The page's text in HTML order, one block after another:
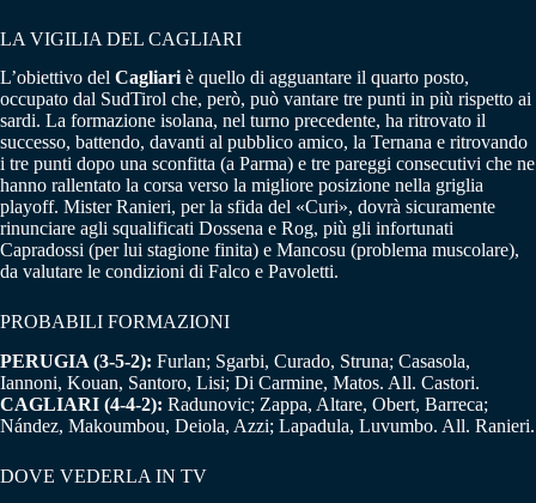
LA VIGILIA DEL CAGLIARI
L’obiettivo del Cagliari è quello di agguantare il quarto posto,
occupato dal SudTirol che, però, può vantare tre punti in più rispetto ai
sardi. La formazione isolana, nel turno precedente, ha ritrovato il
successo, battendo, davanti al pubblico amico, la Ternana e ritrovando
i tre punti dopo una sconfitta (a Parma) e tre pareggi consecutivi che ne
hanno rallentato la corsa verso la migliore posizione nella griglia
playoff. Mister Ranieri, per la sfida del «Curi», dovrà sicuramente
rinunciare agli squalificati Dossena e Rog, più gli infortunati
Capradossi (per lui stagione finita) e Mancosu (problema muscolare),
da valutare le condizioni di Falco e Pavoletti.
PROBABILI FORMAZIONI
PERUGIA (3-5-2): Furlan; Sgarbi, Curado, Struna; Casasola,
Iannoni, Kouan, Santoro, Lisi; Di Carmine, Matos. All. Castori.
CAGLIARI (4-4-2): Radunovic; Zappa, Altare, Obert, Barreca;
Nández, Makoumbou, Deiola, Azzi; Lapadula, Luvumbo. All. Ranieri.
DOVE VEDERLA IN TV